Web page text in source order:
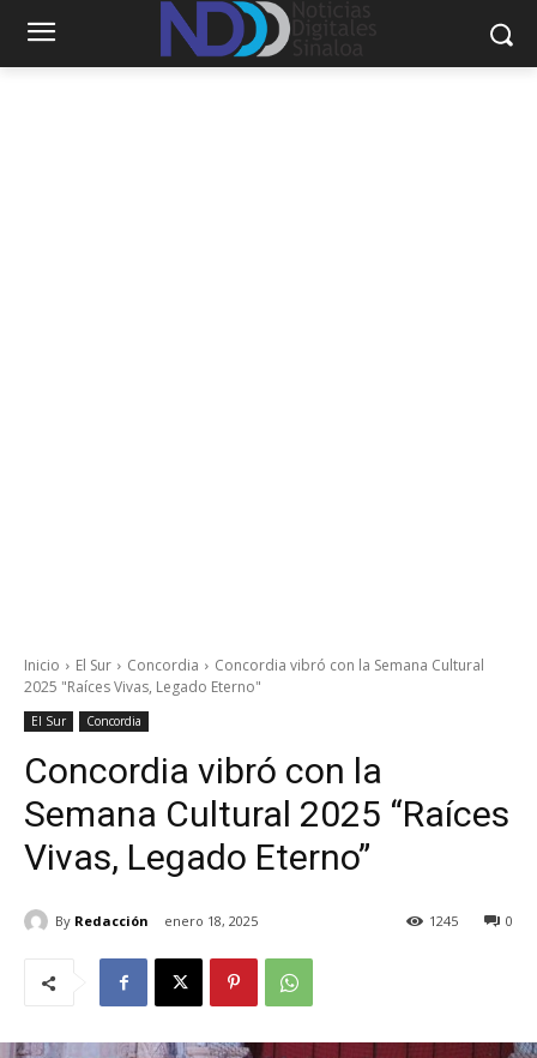
Inicio El Sur Concordia
Concordia vibró con la Semana Cultural
2025 "Raíces Vivas, Legado Eterno"
El Sur Concordia
Concordia vibró con la
Semana Cultural 2025 “Raíces
Vivas, Legado Eterno”
By Redacción enero 18, 2025 0
1245